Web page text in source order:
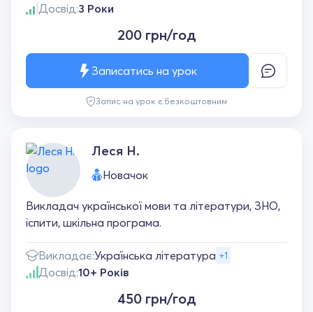
Досвід:3 Роки
200 грн/год
Запис на урок є безкоштовним
Записатись на урок
Леся Н.
Новачок
Викладач української мови та літератури, ЗНО,
іспити, шкільна програма.
Викладає:Українська література +1
Досвід:10+ Років
450 грн/год